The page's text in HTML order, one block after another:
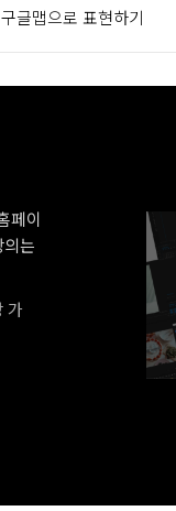
글맵으로 표현하기
페이
는
가